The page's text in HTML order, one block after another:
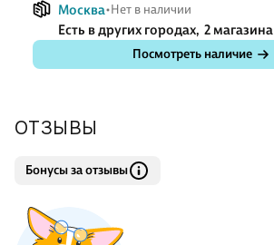
Москва Нет в наличии
Есть в других городах, 2 магазина
Посмотреть наличие
ОТЗЫВЫ
Бонусы за отзывы